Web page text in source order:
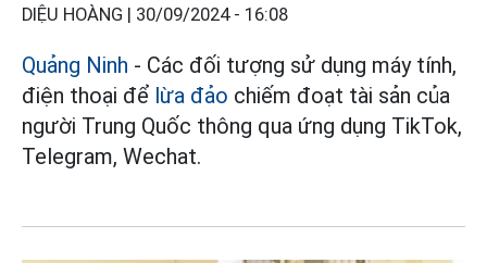
DIỆU HOÀNG | 30/09/2024 - 16:08
Quảng Ninh - Các đối tượng sử dụng máy tính,
điện thoại để lừa đảo chiếm đoạt tài sản của
người Trung Quốc thông qua ứng dụng TikTok,
Telegram, Wechat.